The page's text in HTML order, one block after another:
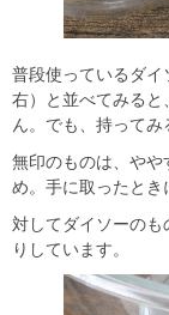
普段使っているダ
右）と並べてみる
ん。でも、持ってみ
無印のものは、やや
め。手に取ったとき
対してダイソーのも
りしています。